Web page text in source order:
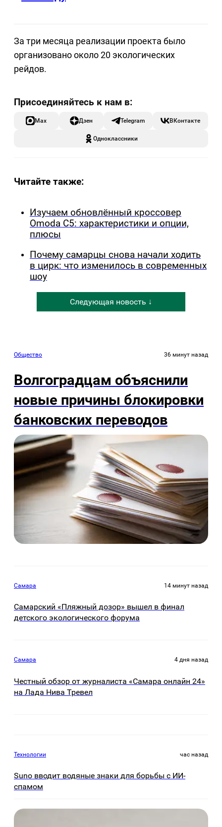
За три месяца реализации проекта было
организовано около 20 экологических
рейдов.
Max Дзен Telegram ВКонтакте
Одноклассники
Читайте также:
Изучаем обновлённый кроссовер
Omoda C5: характеристики и опции,
плюсы
Почему самарцы снова начали ходить
в цирк: что изменилось в современных
шоу
Следующая новость ↓
Общество 36 минут назад
Волгоградцам объяснили
новые причины блокировки
банковских переводов
Самара 14 минут назад
Самарский «Пляжный дозор» вышел в финал
детского экологического форума
Самара 4 дня назад
Честный обзор от журналиста «Самара онлайн 24»
на Лада Нива Тревел
Технологии час назад
Suno вводит водяные знаки для борьбы с ИИ-
спамом